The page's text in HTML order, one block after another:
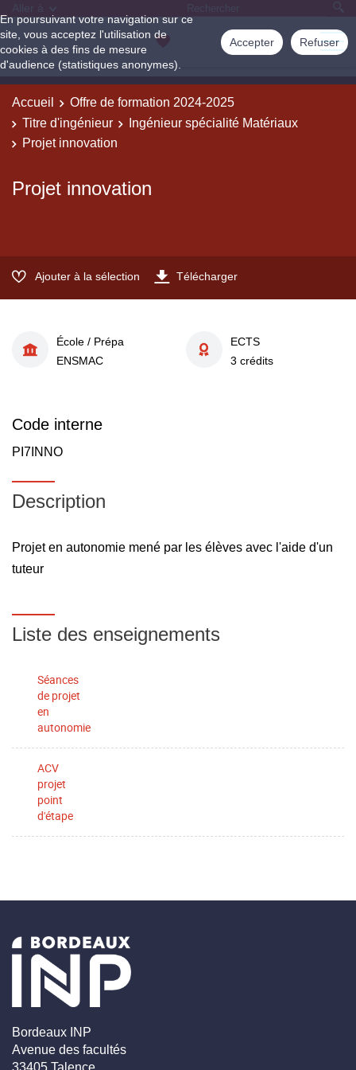
En poursuivant votre navigation sur ce
site, vous acceptez l'utilisation de
cookies à des fins de mesure
d'audience (statistiques anonymes).
Accepter Refuser
Accueil
Offre de formation 2024-2025
Titre d'ingénieur
Ingénieur spécialité Matériaux
Projet innovation
Projet innovation
Ajouter à la sélection Télécharger
École / Prépa
ENSMAC
ECTS
3 crédits
Code interne
PI7INNO
Description
Projet en autonomie mené par les élèves avec l'aide d'un
tuteur
Liste des enseignements
Séances
de projet
en
autonomie
ACV
projet
point
d'étape
Bordeaux INP
Avenue des facultés